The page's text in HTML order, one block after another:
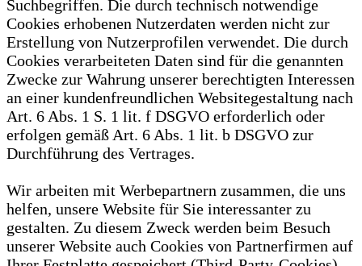
Suchbegriffen. Die durch technisch notwendige
Cookies erhobenen Nutzerdaten werden nicht zur
Erstellung von Nutzerprofilen verwendet. Die durch
Cookies verarbeiteten Daten sind für die genannten
Zwecke zur Wahrung unserer berechtigten Interessen
an einer kundenfreundlichen Websitegestaltung nach
Art. 6 Abs. 1 S. 1 lit. f DSGVO erforderlich oder
erfolgen gemäß Art. 6 Abs. 1 lit. b DSGVO zur
Durchführung des Vertrages.
Wir arbeiten mit Werbepartnern zusammen, die uns
helfen, unsere Website für Sie interessanter zu
gestalten. Zu diesem Zweck werden beim Besuch
unserer Website auch Cookies von Partnerfirmen auf